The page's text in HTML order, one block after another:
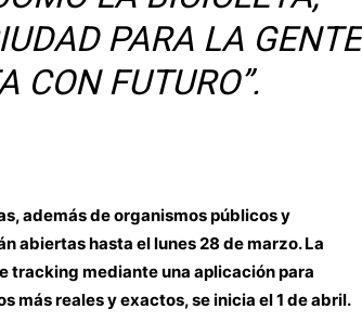
PARA LA GENTE
CON FUTURO”.
además de organismos públicos y
abiertas hasta el lunes 28 de marzo. La
tracking mediante una aplicación para
más reales y exactos, se inicia el 1 de abril.